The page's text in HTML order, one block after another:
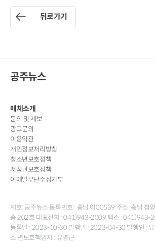
뒤로가기
공주뉴스
매체소개
문의 및 제보
광고문의
이용약관
개인정보처리방침
청소년보호정책
저작권보호정책
이메일무단수집거부
제호: 공주뉴스 등록번호 : 충남 아00539 주소: 충남 청
층 202호 대표전화 : 041)943-2009 팩스 : 041)943-
등록일 : 2023-10-30 발행일 : 2023-04-30 발행인 : 유
소 년보호책임자 : 유명근